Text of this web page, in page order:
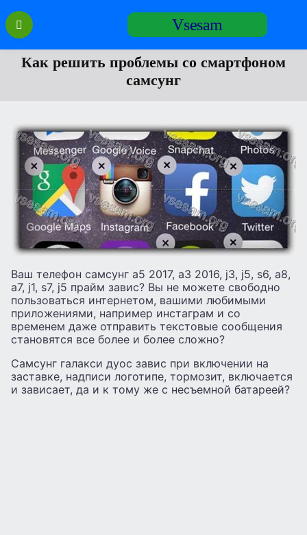
Перейти
содержанию
Vsesam
Как решить проблемы со смартфоном
самсунг
Ваш телефон самсунг а5 2017, а3 2016, j3, j5, s6, а8,
а7, j1, s7, j5 прайм завис? Вы не можете свободно
пользоваться интернетом, вашими любимыми
приложениями, например инстаграм и со
временем даже отправить текстовые сообщения
становятся все более и более сложно?
Самсунг галакси дуос завис при включении на
заставке, надписи логотипе, тормозит, включается
и зависает, да и к тому же с несъемной батареей?